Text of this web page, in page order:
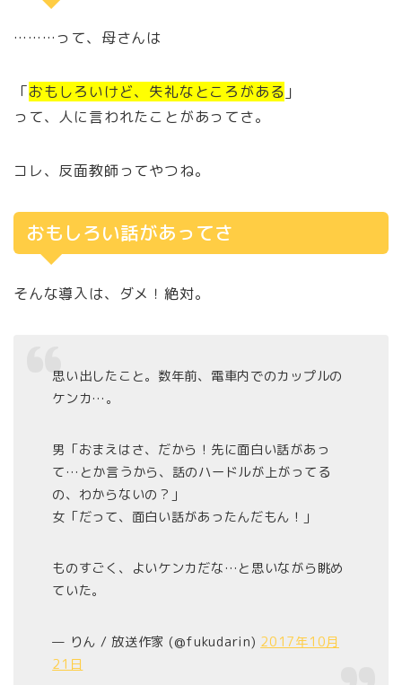
………って、母さんは
「おもしろいけど、失礼なところがある 」
って、人に言われたことがあってさ。
コレ、反面教師ってやつね。
おもしろい話があってさ
そんな導入は、ダメ！絶対。
思い出したこと。数年前、電車内でのカップルの
ケンカ…。
男「おまえはさ、だから！先に面白い話があっ
て…とか言うから、話のハードルが上がってる
の、わからないの？」
女「だって、面白い話があったんだもん！」
ものすごく、よいケンカだな…と思いながら眺め
ていた。
— りん / 放送作家 (@fukudarin) 2017年10月
21日